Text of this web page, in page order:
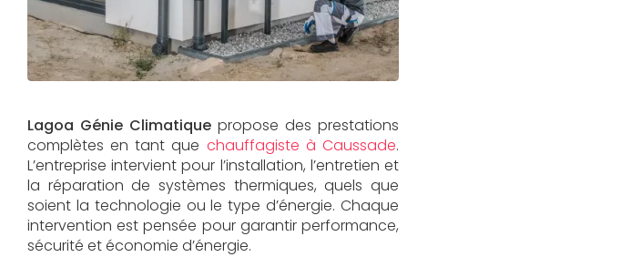
Lagoa Génie Climatique propose des prestations
complètes en tant que chauffagiste à Caussade.
L’entreprise intervient pour l’installation, l’entretien et
la réparation de systèmes thermiques, quels que
soient la technologie ou le type d’énergie. Chaque
intervention est pensée pour garantir performance,
sécurité et économie d’énergie.